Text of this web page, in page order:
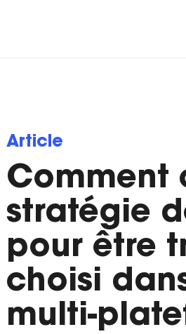
LoveLetter
Notre newsletter qui vous
sur toutes les actualités
Article
Comment
stratégie
pour être
choisi
multi-